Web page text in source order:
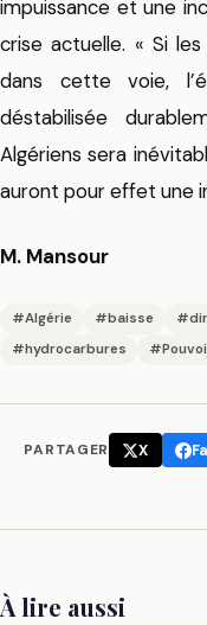
impuissance et une
crise actuelle. « Si
dans cette voie,
déstabilisée
Algériens sera
auront pour effet une
M. Mansour
#Algérie #baisse
#hydrocarbures
PARTAGER X
À lire aussi